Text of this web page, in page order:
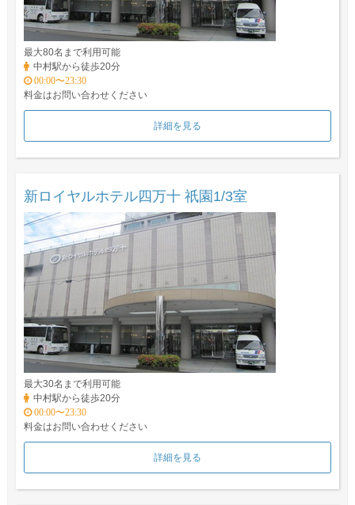
最大80名まで利用可能
中村駅から徒歩20分
00:00〜23:30
料金はお問い合わせください
詳細を見る
新ロイヤルホテル四万十 祇園1/3室
最大30名まで利用可能
中村駅から徒歩20分
00:00〜23:30
料金はお問い合わせください
詳細を見る